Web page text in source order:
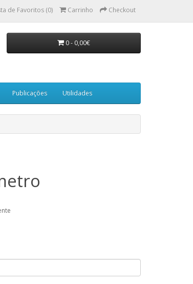
de Favoritos (0) Carrinho Checkout
0 - 0,00€
Publicações Utilidades